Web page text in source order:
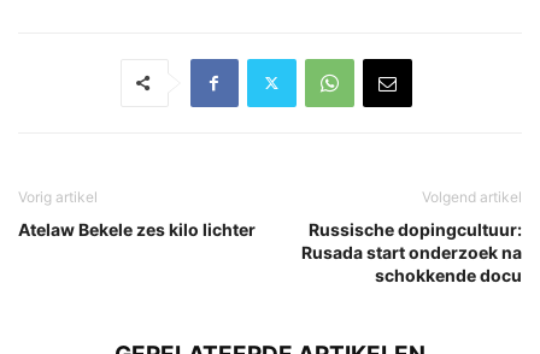
Vorig artikel
Atelaw Bekele zes kilo lichter
Volgend artikel
Russische dopingcultuur:
Rusada start onderzoek na
schokkende docu